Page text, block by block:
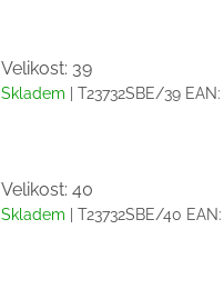
Velikost: 39
Skladem | T23732SBE/39 EAN:
Velikost: 40
Skladem | T23732SBE/40 EAN: